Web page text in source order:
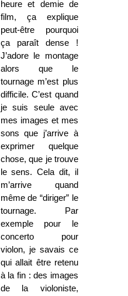
heure et demie de
film, ça explique
peut-être pourquoi
ça paraît dense !
J’adore le montage
alors que le
tournage m’est plus
difficile. C’est quand
je suis seule avec
mes images et mes
sons que j’arrive à
exprimer quelque
chose, que je trouve
le sens. Cela dit, il
m’arrive quand
même de “diriger” le
tournage. Par
exemple pour le
concerto pour
violon, je savais ce
qui allait être retenu
à la fin : des images
de la violoniste,